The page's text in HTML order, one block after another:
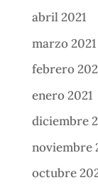
abril 2021
marzo 2021
febrero
enero 2021
diciembre
noviembre
octubre